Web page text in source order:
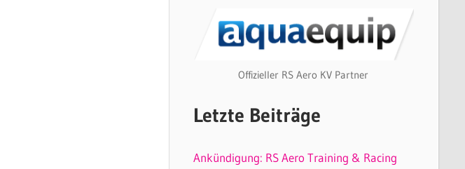
Offizieller RS Aero KV Partner
Letzte Beiträge
Ankündigung: RS Aero Training & Racing